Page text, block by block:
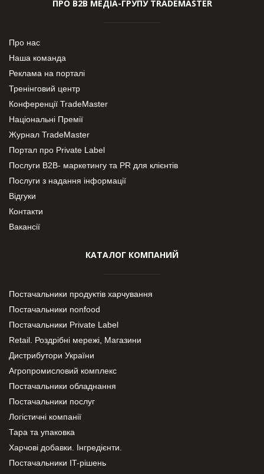
ПРО В2В МЕДІА-ГРУПУ TRADEMASTER
Про нас
Наша команда
Реклама на порталі
Тренінговий центр
Конференції TradeMaster
Національні Премії
Журнал TradeMaster
Портал про Private Label
Послуги В2В- маркетингу та PR для клієнтів
Послуги з надання інформації
Відгуки
Контакти
Вакансії
КАТАЛОГ КОМПАНИЙ
Постачальники продуктів харчування
Постачальники nonfood
Постачальники Private Label
Retail. Роздрібні мережі, Магазини
Дистрибутори України
Агропромисловий комплекс
Постачальники обладнання
Постачальники послуг
Логістичні компанії
Тара та упаковка
Харчові добавки. Інгредієнти.
Постачальники IT-рішень